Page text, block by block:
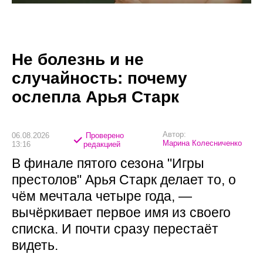
Не болезнь и не
случайность: почему
ослепла Арья Старк
06.08.2026
13:16
Проверено
редакцией
Автор:
Марина Колесниченко
В финале пятого сезона "Игры
престолов" Арья Старк делает то, о
чём мечтала четыре года, —
вычёркивает первое имя из своего
списка. И почти сразу перестаёт
видеть.